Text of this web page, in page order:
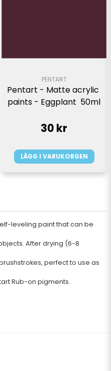
leveling paint that can be
After drying (6-8
perfect to use as
Rub-on pigments.
PENTART
Pentart - Matte acrylic
paints - Eggplant  50ml
30 kr
LÄGG I VARUKORGEN